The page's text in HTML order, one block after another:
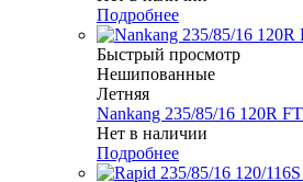
Подробнее
Быстрый просмотр
Нешипованные
Летняя
Nankang 235/85/16 120R
Нет в наличии
Подробнее